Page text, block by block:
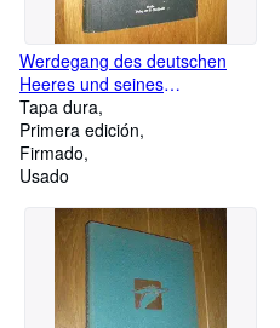
Werdegang des deutschen
Heeres und seines
Offizierskorps
Tapa dura
Primera edición
Firmado
Usado